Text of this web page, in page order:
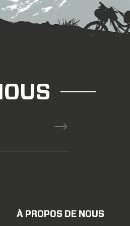
lorsque le test de rigidité verticale
de compression,cylindre en acier
s - sens de
TROU de rayon TEST DE
la résistance à la traction du trou
(UTM). la machine a une
pour maintenir fermement la
traction, déformation de la jante, et
(1.8/2.0/2.0) - postes
- mamelons , mamelons
de RÉSISTANCE aux chocs test
automatiquement,et une base
À PROPOS DE NOUS